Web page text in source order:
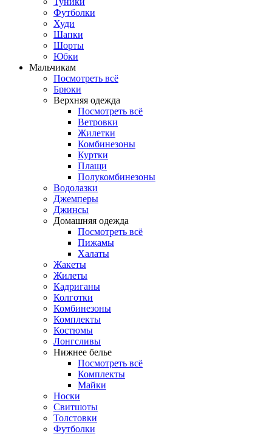
Футболки
Худи
Шапки
Шорты
Юбки
Мальчикам
Посмотреть всё
Брюки
Верхняя одежда
Посмотреть всё
Ветровки
Жилетки
Комбинезоны
Куртки
Плащи
Полукомбинезоны
Водолазки
Джемперы
Джинсы
Домашняя одежда
Посмотреть всё
Пижамы
Халаты
Жакеты
Жилеты
Кадриганы
Колготки
Комбинезоны
Комплекты
Костюмы
Лонгсливы
Нижнее белье
Посмотреть всё
Комплекты
Майки
Носки
Свитшоты
Толстовки
Футболки